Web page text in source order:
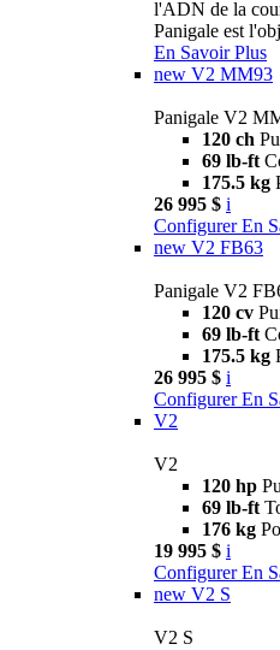
l'ADN de la
Panigale est
En Savoir Plus
new V2 MM93
Panigale V2
120 ch
69 lb-ft
175.5 kg
26 995 $ i
Configurer En
new V2 FB63
Panigale V2
120 cv
69 lb-ft
175.5 kg
26 995 $ i
Configurer En
V2
V2
120 hp
69 lb-ft
176 kg
19 995 $ i
Configurer En
new V2 S
V2 S